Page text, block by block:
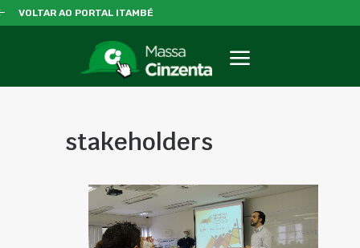
VOLTAR AO PORTAL ITAMBÉ
stakeholders